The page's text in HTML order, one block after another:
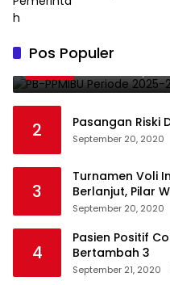
Pos Populer
1
Dilantik
2 Pasangan Riski
September 20, 2020
3
Turnamen Voli
Berlanjut, Pilar
September 20, 2020
4
Pasien Positif
Bertambah 3
September 21, 2020